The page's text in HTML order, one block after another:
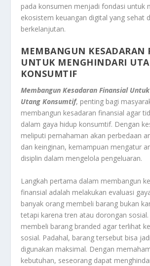
pada konsumen menjadi fondasi untuk
ekosistem keuangan digital yang sehat
berkelanjutan.
MEMBANGUN KESADARAN
UNTUK MENGHINDARI
KONSUMTIF
Membangun Kesadaran Finansial
Utang Konsumtif, penting bagi
membangun kesadaran finansial agar
dalam gaya hidup konsumtif. Dengan
meliputi pemahaman akan perbedaan
dan keinginan, kemampuan mengatur
disiplin dalam mengelola pengeluaran.
Langkah pertama dalam membangun
finansial adalah melakukan evaluasi
banyak orang membeli barang bukan
tetapi karena tren atau dorongan sosial.
membeli barang branded agar terlihat
sosial. Padahal, barang tersebut bisa
digunakan maksimal. Dengan
kebutuhan, seseorang dapat